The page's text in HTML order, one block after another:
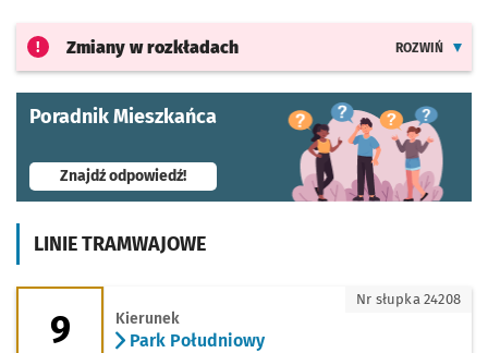
Zmiany w rozkładach ROZWIŃ
Poradnik Mieszkańca
Znajdź odpowiedź!- otworzy się w nowej karcie
LINIE TRAMWAJOWE
9 - kierunek Park Południowy
9 Kierunek
Park Południowy
Nr słupka 24208